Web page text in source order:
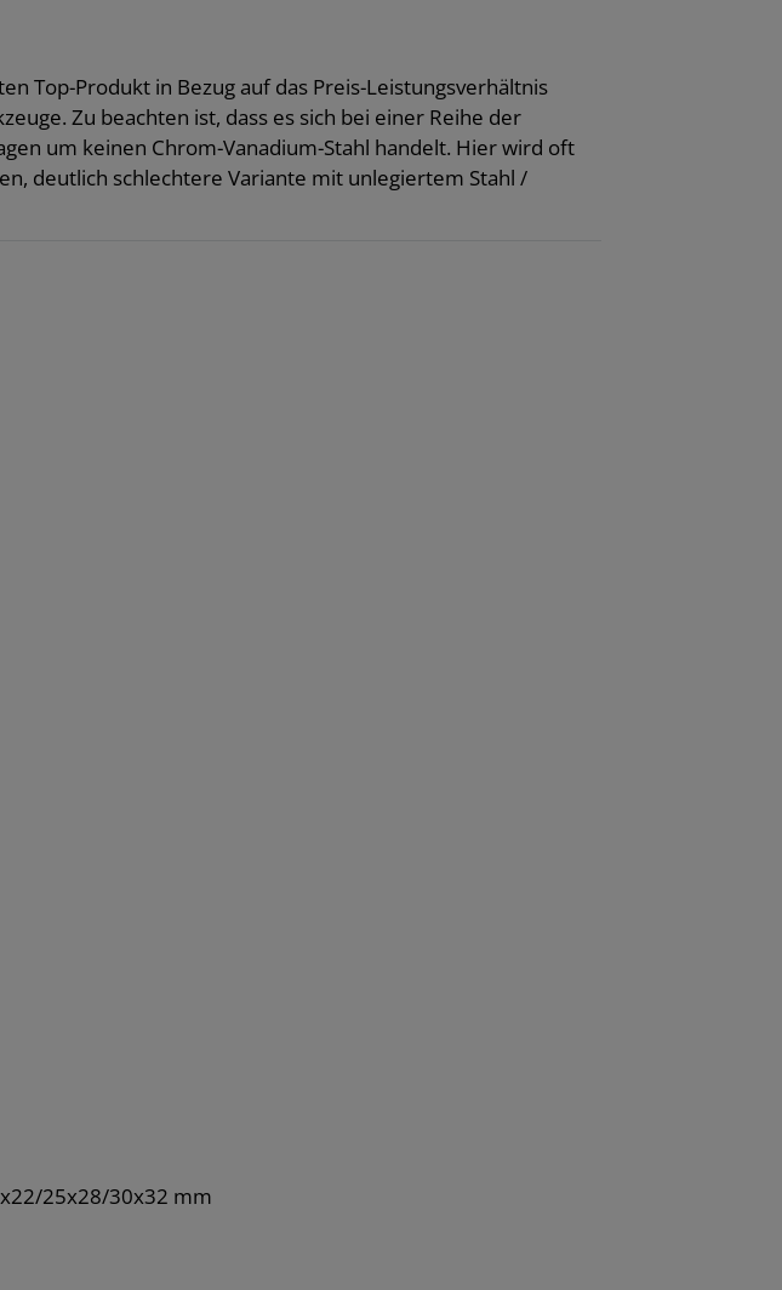
Top-Produkt in Bezug auf das Preis-Leistungsverhältnis
Zu beachten ist, dass es sich bei einer Reihe der
um keinen Chrom-Vanadium-Stahl handelt. Hier wird oft
deutlich schlechtere Variante mit unlegiertem Stahl /
25x28/30x32 mm